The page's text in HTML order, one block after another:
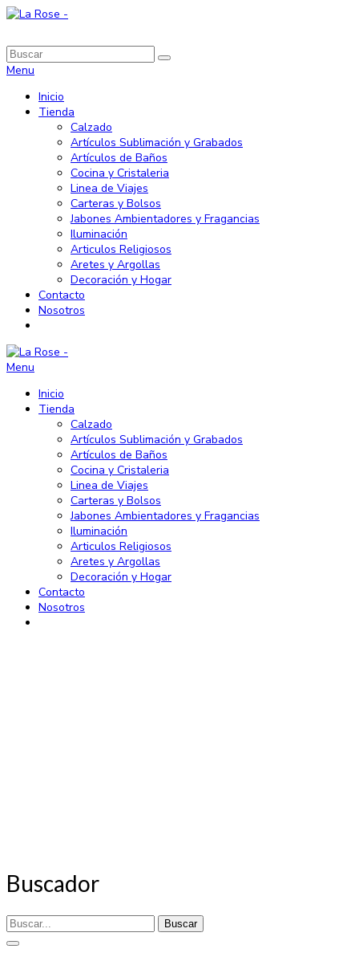
Menu
Inicio
Tienda
Calzado
Artículos Sublimación y Grabados
Artículos de Baños
Cocina y Cristaleria
Linea de Viajes
Carteras y Bolsos
Jabones Ambientadores y Fragancias
Iluminación
Articulos Religiosos
Aretes y Argollas
Decoración y Hogar
Contacto
Nosotros
Menu
Inicio
Tienda
Calzado
Artículos Sublimación y Grabados
Artículos de Baños
Cocina y Cristaleria
Linea de Viajes
Carteras y Bolsos
Jabones Ambientadores y Fragancias
Iluminación
Articulos Religiosos
Aretes y Argollas
Decoración y Hogar
Contacto
Nosotros
Buscador
Buscar